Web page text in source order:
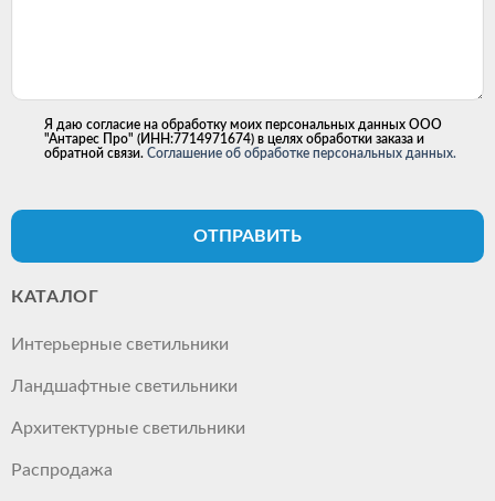
Я даю согласие на обработку моих персональных данных ООО
"Антарес Про" (ИНН:7714971674) в целях обработки заказа и
обратной связи. Соглашение об обработке персональных данных.
ОТПРАВИТЬ
КАТАЛОГ
Интерьерные светильники
Ландшафтные светильники
Архитектурные светильники
Распродажа